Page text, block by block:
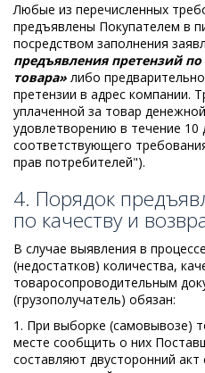
Любые из перечисленных
предъявлены Покупателем в
посредством заполнения
предъявления претензий по
товара» либо
претензии в адрес компании.
уплаченной за товар
удовлетворению в течение 10
соответствующего
прав потребителей").
4. Порядок
по качеству и
В случае выявления в
(недостатков) количества,
товаросопроводительным
(грузополучатель) обязан:
1. При выборке (самовывозе)
месте сообщить о них
составляют двусторонний